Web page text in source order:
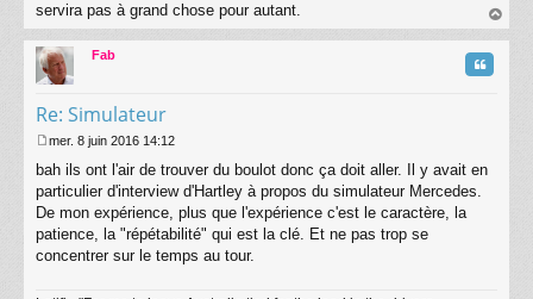
g
servira pas à grand chose pour autant.
au
Fab
Re: Simulateur
Citation
e
s
s
g
e
mer. 8 juin 2016 14:12
bah ils ont l'air de trouver du boulot donc ça doit aller. Il y avait en
particulier d'interview d'Hartley à propos du simulateur Mercedes.
De mon expérience, plus que l'expérience c'est le caractère, la
patience, la "répétabilité" qui est la clé. Et ne pas trop se
concentrer sur le temps au tour.